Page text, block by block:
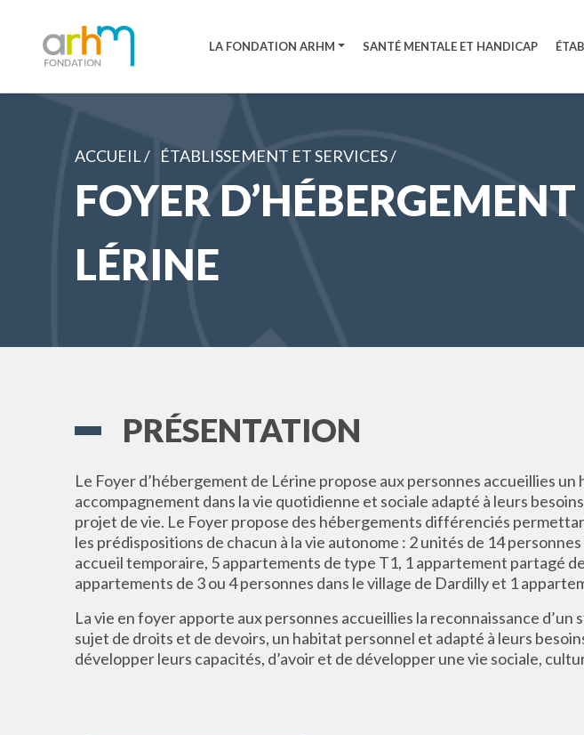
LA FONDATION ARHM SANTÉ MENTALE ET HANDICAP
ACCUEIL / ÉTABLISSEMENT ET SERVICES /
FOYER D’HÉBERGEMENT
LÉRINE
PRÉSENTATION
Le Foyer d’hébergement de Lérine propose aux personnes accueillies
accompagnement dans la vie quotidienne et sociale adapté à leurs
projet de vie. Le Foyer propose des hébergements différenciés
les prédispositions de chacun à la vie autonome : 2 unités de 14
accueil temporaire, 5 appartements de type T1, 1 appartement partagé
appartements de 3 ou 4 personnes dans le village de Dardilly et 1
La vie en foyer apporte aux personnes accueillies la reconnaissance d’un
sujet de droits et de devoirs, un habitat personnel et adapté à leurs
développer leurs capacités, d’avoir et de développer une vie sociale,